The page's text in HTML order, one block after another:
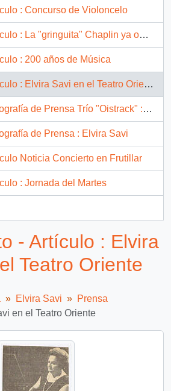
: Concurso de Violoncelo
: La "gringuita" Chaplin ya obtuvo premio en Chelo
: 200 años de Música
: Elvira Savi en el Teatro Oriente
de Prensa Trío "Oistrack" : Routa Kroumovic, Elvira Savi y Alvaro Gómez
de Prensa : Elvira Savi
Noticia Concierto en Frutillar
: Jornada del Martes
- Artículo : Elvira
Teatro Oriente
Elvira Savi
Prensa
en el Teatro Oriente